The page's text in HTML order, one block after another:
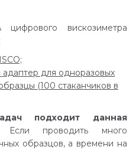
цифрового вискозиметра
адаптер для одноразовых
(100 стаканчиков в
подходит данная
Если проводить много
образцов, а времени на